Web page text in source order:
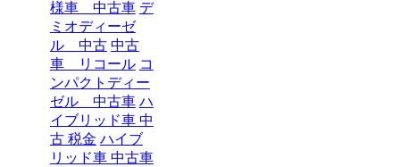
様車 中古車 デ
ミオディーゼ
ル 中古 中古
車 リコール コ
ンパクトディー
ゼル 中古車 ハ
イブリッド車 中
古 税金 ハイブ
リッド車 中古車